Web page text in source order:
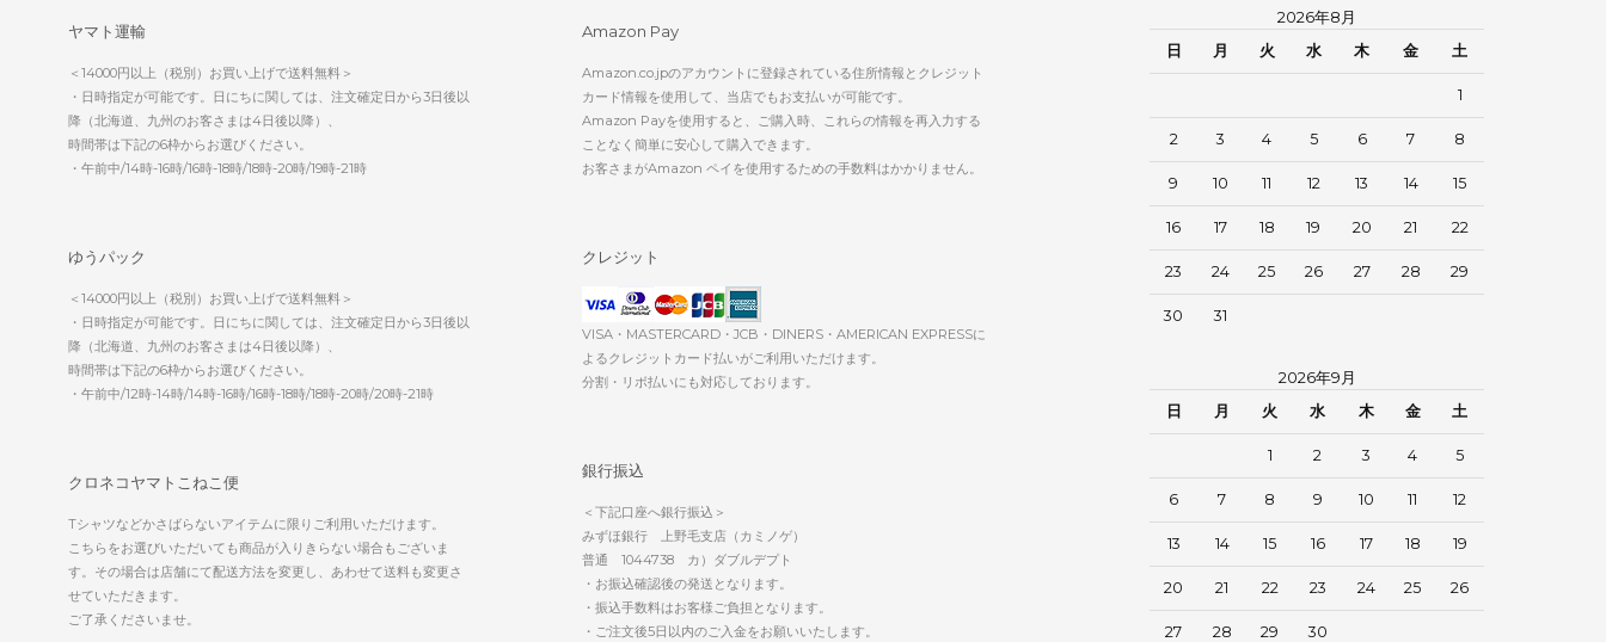
ヤマト運輸
＜14000円以上（税別）お買い上げで送料無料＞
・日時指定が可能です。日にちに関しては、注文確定日から3日後以
降（北海道、九州のお客さまは4日後以降）、
時間帯は下記の6枠からお選びください。
・午前中/14時-16時/16時-18時/18時-20時/19時-21時
ゆうパック
＜14000円以上（税別）お買い上げで送料無料＞
・日時指定が可能です。日にちに関しては、注文確定日から3日後以
降（北海道、九州のお客さまは4日後以降）、
時間帯は下記の6枠からお選びください。
・午前中/12時-14時/14時-16時/16時-18時/18時-20時/20時-21時
クロネコヤマトこねこ便
Tシャツなどかさばらないアイテムに限りご利用いただけます。
こちらをお選びいただいても商品が入りきらない場合もございま
す。その場合は店舗にて配送方法を変更し、あわせて送料も変更さ
せていただきます。
ご了承くださいませ。
Amazon Pay
Amazon.co.jpのアカウントに登録されている住所情報とクレジット
カード情報を使用して、当店でもお支払いが可能です。
Amazon Payを使用すると、ご購入時、これらの情報を再入力する
ことなく簡単に安心して購入できます。
お客さまがAmazon ペイを使用するための手数料はかかりません。
クレジット
VISA・MASTERCARD・JCB・DINERS・AMERICAN EXPRESSに
よるクレジットカード払いがご利用いただけます。
分割・リボ払いにも対応しております。
銀行振込
＜下記口座へ銀行振込＞
みずほ銀行 上野毛支店（カミノゲ）
普通 1044738 カ）ダブルデプト
・お振込確認後の発送となります。
・振込手数料はお客様ご負担となります。
・ご注文後5日以内のご入金をお願いいたします。
2026年8月
日
月 火 水 木 金 土
1
2 3 4 5 6 7 8
9 10 11 12 13 14 15
16 17 18 19 20 21 22
23 24 25 26 27 28 29
30 31
2026年9月
日
月 火 水 木 金 土
1 2 3 4 5
6 7 8 9 10 11 12
13 14 15 16 17 18 19
20 21 22 23 24 25 26
27 28 29 30